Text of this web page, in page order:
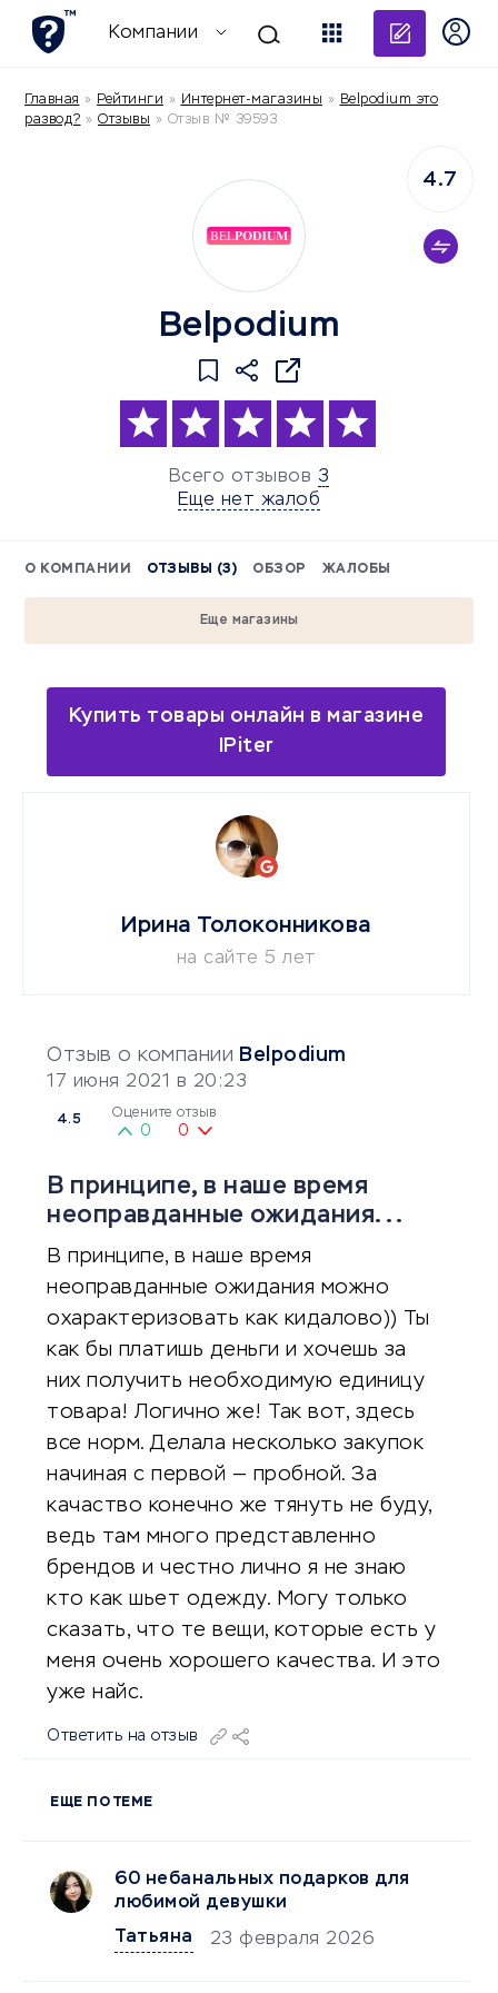
Компании
Главная » Рейтинги » Интернет-магазины » Belpodium это
развод? » Отзывы » Отзыв № 39593
Belpodium
Всего отзывов 3
Еще нет жалоб
4.7
О КОМПАНИИ ОТЗЫВЫ (3) ОБЗОР ЖАЛОБЫ
Еще магазины
Купить товары онлайн в магазине
IPiter
Отзыв о компании Belpodium
17 июня 2021 в 20:23
4.5 Оцените отзыв
0 0
В принципе, в наше время
неоправданные ожидания...
В принципе, в наше время
неоправданные ожидания можно
охарактеризовать как кидалово)) Ты
как бы платишь деньги и хочешь за
них получить необходимую единицу
товара! Логично же! Так вот, здесь
все норм. Делала несколько закупок
начиная с первой — пробной. За
качаство конечно же тянуть не буду,
ведь там много представленно
брендов и честно лично я не знаю
кто как шьет одежду. Могу только
сказать, что те вещи, которые есть у
меня очень хорошего качества. И это
уже найс.
Ответить на отзыв
ЕЩЕ ПО ТЕМЕ
60 небанальных подарков для
любимой девушки
Татьяна
23 февраля 2026
Ирина Толоконникова
на сайте 5 лет